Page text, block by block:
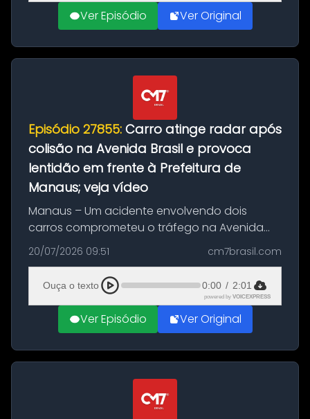
Ver Episódio Ver Original
Episódio 27855: Carro atinge radar após
colisão na Avenida Brasil e provoca
lentidão em frente à Prefeitura de
Manaus; veja vídeo
Manaus – Um acidente envolvendo dois
carros comprometeu o tráfego na Avenida
Brasil durante a manhã desta segunda-feira
(20), em frente ao complexo da Prefeitura de
Manaus, na Zona Oeste. A batida ter...
20/07/2026 09:51 cm7brasil.com
Ouça o texto 0:00 / 2:01
powered by VOICEXPRESS
Ver Episódio Ver Original